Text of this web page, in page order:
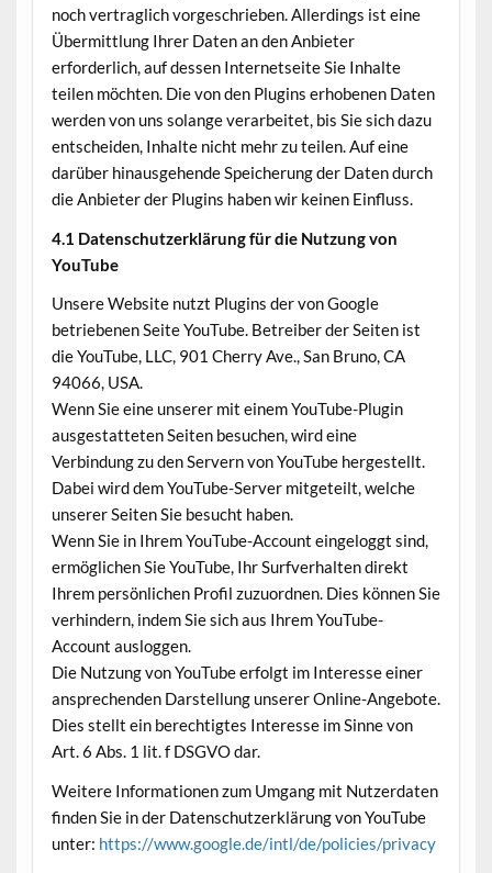
noch vertraglich vorgeschrieben. Allerdings ist eine
Übermittlung Ihrer Daten an den Anbieter
erforderlich, auf dessen Internetseite Sie Inhalte
teilen möchten. Die von den Plugins erhobenen Daten
werden von uns solange verarbeitet, bis Sie sich dazu
entscheiden, Inhalte nicht mehr zu teilen. Auf eine
darüber hinausgehende Speicherung der Daten durch
die Anbieter der Plugins haben wir keinen Einfluss.
4.1 Datenschutzerklärung für die Nutzung von
YouTube
Unsere Website nutzt Plugins der von Google
betriebenen Seite YouTube. Betreiber der Seiten ist
die YouTube, LLC, 901 Cherry Ave., San Bruno, CA
94066, USA.
Wenn Sie eine unserer mit einem YouTube-Plugin
ausgestatteten Seiten besuchen, wird eine
Verbindung zu den Servern von YouTube hergestellt.
Dabei wird dem YouTube-Server mitgeteilt, welche
unserer Seiten Sie besucht haben.
Wenn Sie in Ihrem YouTube-Account eingeloggt sind,
ermöglichen Sie YouTube, Ihr Surfverhalten direkt
Ihrem persönlichen Profil zuzuordnen. Dies können Sie
verhindern, indem Sie sich aus Ihrem YouTube-
Account ausloggen.
Die Nutzung von YouTube erfolgt im Interesse einer
ansprechenden Darstellung unserer Online-Angebote.
Dies stellt ein berechtigtes Interesse im Sinne von
Art. 6 Abs. 1 lit. f DSGVO dar.
Weitere Informationen zum Umgang mit Nutzerdaten
finden Sie in der Datenschutzerklärung von YouTube
unter: https://www.google.de/intl/de/policies/privacy